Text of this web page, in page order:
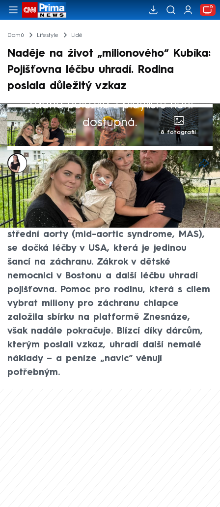
Domů Lifestyle Lidé
Naděje na život „milionového“ Kubíka:
Pojišťovna léčbu uhradí. Rodina
poslala důležitý vzkaz
Žádná položka z playlistu není
dostupná.
8 fotografií
Monika Kabourková
8. čvc 2025, 22:21
Co bývalo snem, se pomalu stává realitou.
Tříletý Kubík, který jako jediné dítě v Česku
trpí vzácným a závažným syndromem
střední aorty (mid-aortic syndrome, MAS),
se dočká léčby v USA, která je jedinou
šancí na záchranu. Zákrok v dětské
nemocnici v Bostonu a další léčbu uhradí
pojišťovna. Pomoc pro rodinu, která s cílem
vybrat miliony pro záchranu chlapce
založila sbírku na platformě Znesnáze,
však nadále pokračuje. Blízcí díky dárcům,
kterým poslali vzkaz, uhradí další nemalé
náklady – a peníze „navíc“ věnují
potřebným.